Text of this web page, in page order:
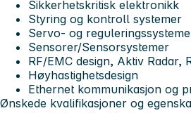
Sikkerhetskritisk elektronikk
Styring og kontroll systemer
Servo- og
Sensorer/Sensorsystemer
RF/EMC design, Aktiv Radar,
Høyhastighetsdesign
Ethernet kommunikasjon og
Ønskede kvalifikasjoner og